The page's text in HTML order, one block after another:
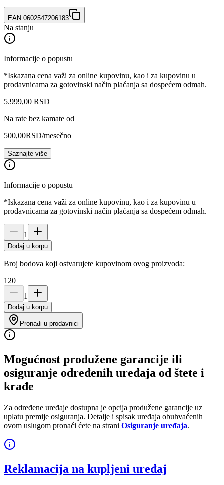
EAN:0602547206183
Na stanju
Informacije o popustu
*Iskazana cena važi za online kupovinu, kao i za kupovinu u
prodavnicama za gotovinski način plaćanja sa dospećem odmah.
5.999,00 RSD
Na rate bez kamate od
500,00RSD/mesečno
Saznajte više
Informacije o popustu
*Iskazana cena važi za online kupovinu, kao i za kupovinu u
prodavnicama za gotovinski način plaćanja sa dospećem odmah.
1
Dodaj u korpu
Broj bodova koji ostvarujete kupovinom ovog proizvoda:
120
1
Dodaj u korpu
Pronađi u prodavnici
Mogućnost produžene garancije ili
osiguranje određenih uređaja od štete i
krađe
Za određene uređaje dostupna je opcija produžene garancije uz
uplatu premije osiguranja. Detalje i spisak uređaja obuhvaćenih
ovom uslugom pronaći ćete na strani Osiguranje uređaja.
Reklamacija na kupljeni uređaj